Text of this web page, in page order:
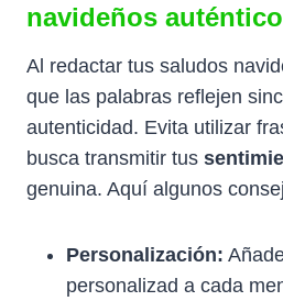
navideños
Al redactar tus saludos
que las palabras reflejen
autenticidad. Evita utilizar
busca transmitir tus
genuina. Aquí algunos
Personalización:
personalizad a cada